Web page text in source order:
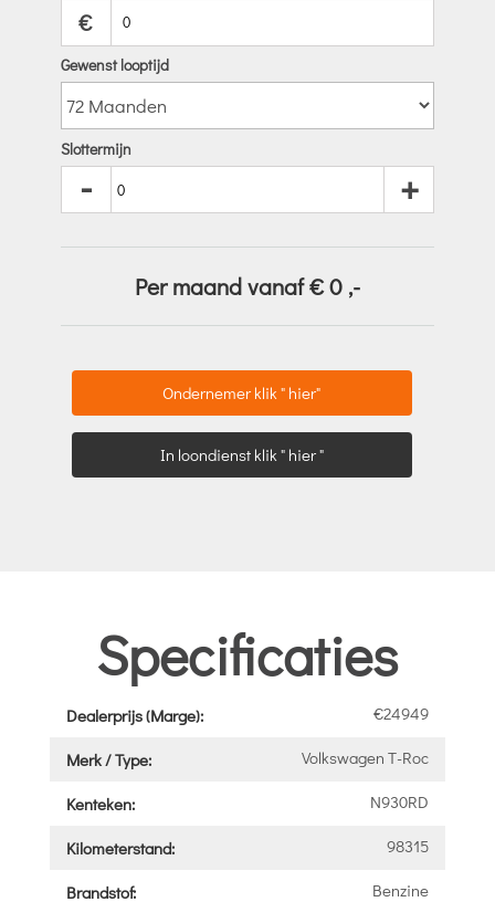
€
Gewenst looptijd
Slottermijn
- +
Per maand vanaf €0 ,-
Ondernemer klik " hier"
In loondienst klik " hier "
Specificaties
Dealerprijs (Marge): €24949
Merk / Type: Volkswagen T-Roc
Kenteken: N930RD
Kilometerstand: 98315
Brandstof: Benzine